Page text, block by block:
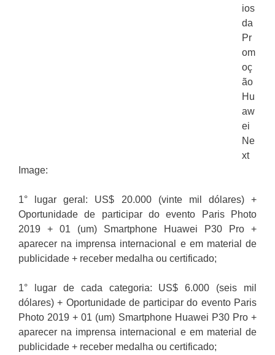
ios
da
Pr
om
oç
ão
Hu
aw
ei
Ne
xt
Image:
1° lugar geral: US$ 20.000 (vinte mil dólares) +
Oportunidade de participar do evento Paris Photo
2019 + 01 (um) Smartphone Huawei P30 Pro +
aparecer na imprensa internacional e em material de
publicidade + receber medalha ou certificado;
1° lugar de cada categoria: US$ 6.000 (seis mil
dólares) + Oportunidade de participar do evento Paris
Photo 2019 + 01 (um) Smartphone Huawei P30 Pro +
aparecer na imprensa internacional e em material de
publicidade + receber medalha ou certificado;